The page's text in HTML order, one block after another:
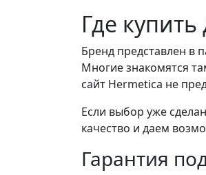
Где
Бренд представлен в
Многие знакомятся
сайт Hermetica не
Если выбор уже
качество и даем
Гарантия